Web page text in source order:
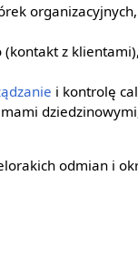
z
i kontrolę
odmian i